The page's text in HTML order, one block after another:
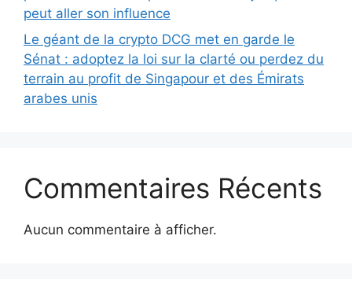
peut aller son influence
Le géant de la crypto DCG met en garde le
Sénat : adoptez la loi sur la clarté ou perdez du
terrain au profit de Singapour et des Émirats
arabes unis
Commentaires Récents
Aucun commentaire à afficher.